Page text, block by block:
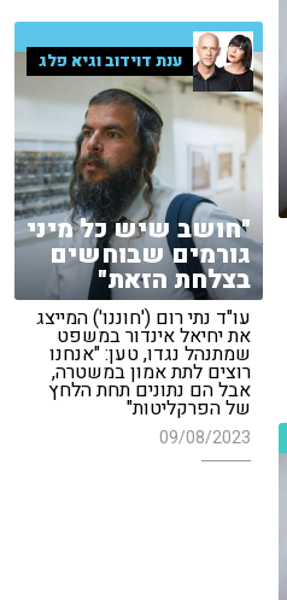
ענת דוידוב וגיא פלג
"חושב שיש כל מיני
גורמים שבוחשים
בצלחת הזאת"
עו"ד נתי רום ('חוננו') המייצג
את יחיאל אינדור במשפט
שמתנהל נגדו, טען: "אנחנו
רוצים לתת אמון במשטרה,
אבל הם נתונים תחת הלחץ
של הפרקליטות"
09/08/2023